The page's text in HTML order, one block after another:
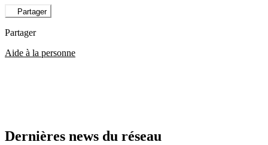
Partager
Partager
Aide à la personne
Dernières news du réseau